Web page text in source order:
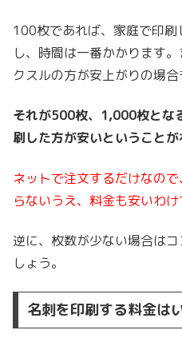
100枚であれば、家庭で印
し、時間は一番かかります
クスルの方が安上がりの場合
それが500枚、1,000枚とな
刷した方が安いということが
ネットで注文するだけなの
らないうえ、料金も安いわけ
逆に、枚数が少ない場合は
しょう。
名刺を印刷する料金は